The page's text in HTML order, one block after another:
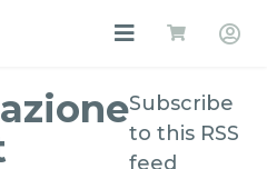
Subscribe
to this RSS
feed